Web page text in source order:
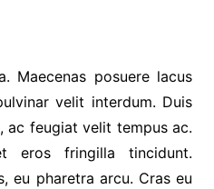
Maecenas posuere lacus
velit interdum. Duis
ac feugiat velit tempus ac.
eros fringilla tincidunt.
eu pharetra arcu. Cras eu